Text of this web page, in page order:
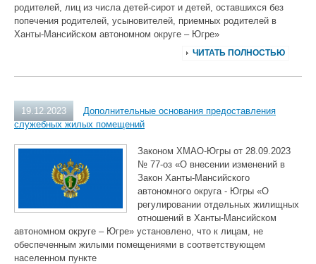
родителей, лиц из числа детей-сирот и детей, оставшихся без
попечения родителей, усыновителей, приемных родителей в
Ханты-Мансийском автономном округе – Югре»
ЧИТАТЬ ПОЛНОСТЬЮ
19.12.2023
Дополнительные основания предоставления
служебных жилых помещений
Законом ХМАО-Югры от 28.09.2023
№ 77-оз «О внесении изменений в
Закон Ханты-Мансийского
автономного округа - Югры «О
регулировании отдельных жилищных
отношений в Ханты-Мансийском
автономном округе – Югре» установлено, что к лицам, не
обеспеченным жилыми помещениями в соответствующем
населенном пункте